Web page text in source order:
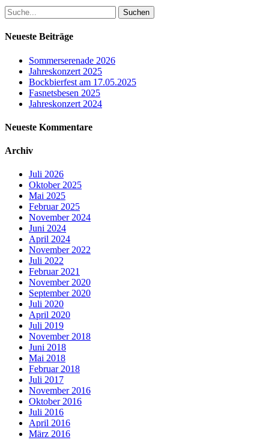
Suchen
nach:
Neueste Beiträge
Sommerserenade 2026
Jahreskonzert 2025
Bockbierfest am 17.05.2025
Fasnetsbesen 2025
Jahreskonzert 2024
Neueste Kommentare
Archiv
Juli 2026
Oktober 2025
Mai 2025
Februar 2025
November 2024
Juni 2024
April 2024
November 2022
Juli 2022
Februar 2021
November 2020
September 2020
Juli 2020
April 2020
Juli 2019
November 2018
Juni 2018
Mai 2018
Februar 2018
Juli 2017
November 2016
Oktober 2016
Juli 2016
April 2016
März 2016